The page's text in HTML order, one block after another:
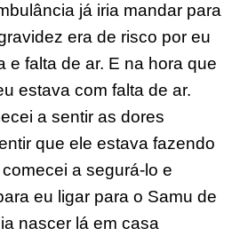
já iria mandar para
era de risco por eu
e falta de ar. E na hora que
estava com falta de ar.
a sentir as dores
que ele estava fazendo
a segurá-lo e
eu ligar para o Samu de
nascer lá em casa